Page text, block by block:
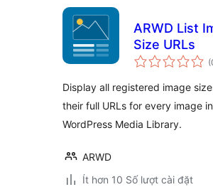
ARWD List
Size URLs
Display all registered image
their full URLs for every image
WordPress Media Library.
ARWD
Ít hơn 10 Số lượt cài đặt